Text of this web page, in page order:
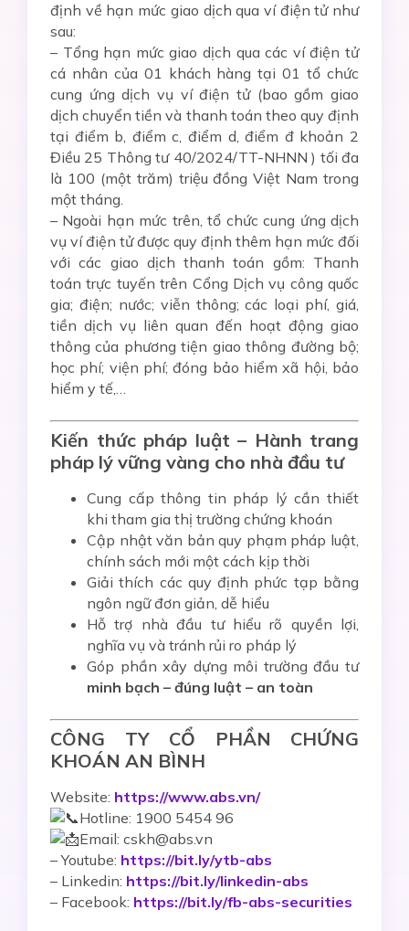
định về hạn mức giao dịch qua ví điện tử như
sau:
– Tổng hạn mức giao dịch qua các ví điện tử
cá nhân của 01 khách hàng tại 01 tổ chức
cung ứng dịch vụ ví điện tử (bao gồm giao
dịch chuyển tiền và thanh toán theo quy định
tại điểm b, điểm c, điểm d, điểm đ khoản 2
Điều 25 Thông tư 40/2024/TT-NHNN ) tối đa
là 100 (một trăm) triệu đồng Việt Nam trong
một tháng.
– Ngoài hạn mức trên, tổ chức cung ứng dịch
vụ ví điện tử được quy định thêm hạn mức đối
với các giao dịch thanh toán gồm: Thanh
toán trực tuyến trên Cổng Dịch vụ công quốc
gia; điện; nước; viễn thông; các loại phí, giá,
tiền dịch vụ liên quan đến hoạt động giao
thông của phương tiện giao thông đường bộ;
học phí; viện phí; đóng bảo hiểm xã hội, bảo
hiểm y tế,…
Kiến thức pháp luật – Hành trang
pháp lý vững vàng cho nhà đầu tư
Cung cấp thông tin pháp lý cần thiết
khi tham gia thị trường chứng khoán
Cập nhật văn bản quy phạm pháp luật,
chính sách mới một cách kịp thời
Giải thích các quy định phức tạp bằng
ngôn ngữ đơn giản, dễ hiểu
Hỗ trợ nhà đầu tư hiểu rõ quyền lợi,
nghĩa vụ và tránh rủi ro pháp lý
Góp phần xây dựng môi trường đầu tư
minh bạch – đúng luật – an toàn
CÔNG TY CỔ PHẦN CHỨNG
KHOÁN AN BÌNH
Website: https://www.abs.vn/
Hotline: 1900 5454 96
Email: cskh@abs.vn
–Youtube: https://bit.ly/ytb-abs
– Linkedin: https://bit.ly/linkedin-abs
– Facebook: https://bit.ly/fb-abs-securities